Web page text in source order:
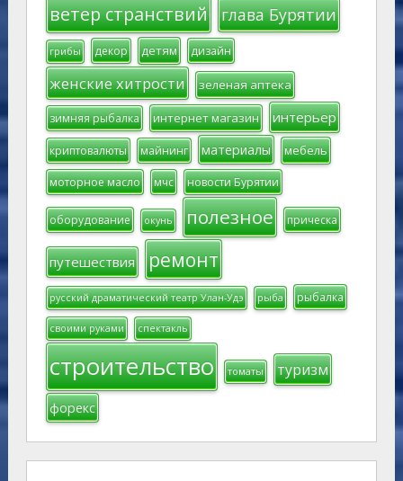
ветер странствий глава Бурятии
грибы декор детям дизайн
женские хитрости зеленая аптека
зимняя рыбалка интернет магазин интерьер
криптовалюты майнинг материалы мебель
моторное масло мчс новости Бурятии
оборудование окунь полезное прическа
путешествия ремонт
русский драматический театр Улан-Удэ рыба рыбалка
своими руками спектакль
строительство томаты туризм
форекс